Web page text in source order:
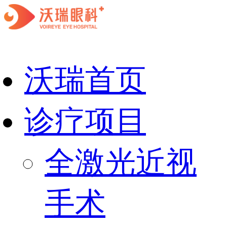
沃瑞首页
诊疗项目
全激光近视
手术